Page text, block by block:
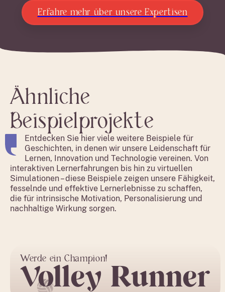
Erfahre mehr über unsere Expertisen
Ähnliche
Beispielprojekte
Entdecken Sie hier viele weitere Beispiele für
Geschichten, in denen wir unsere Leidenschaft für
Lernen, Innovation und Technologie vereinen. Von
interaktiven Lernerfahrungen bis hin zu virtuellen
Simulationen – diese Beispiele zeigen unsere Fähigkeit,
fesselnde und effektive Lernerlebnisse zu schaffen,
die für intrinsische Motivation, Personalisierung und
nachhaltige Wirkung sorgen.
Werde ein Champion!
Volley Runner